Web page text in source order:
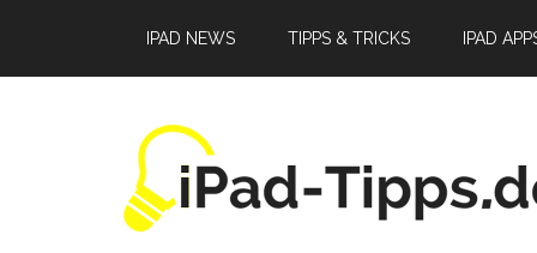
springen
springen
springen
IPAD NEWS TIPPS & TRICKS IPAD